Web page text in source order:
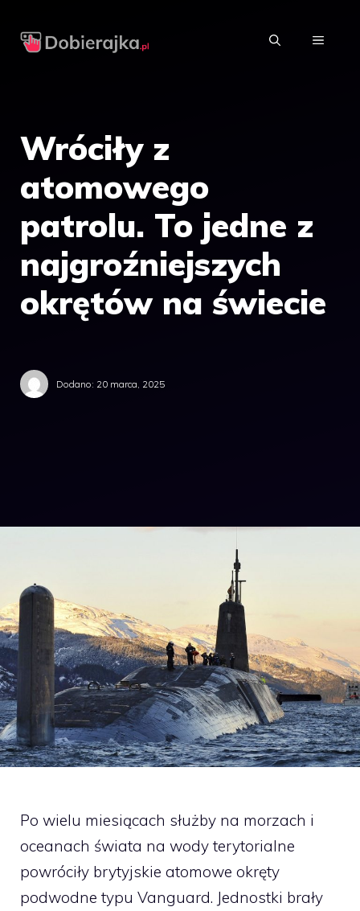
MENU
Wróciły z
atomowego
patrolu. To jedne z
najgroźniejszych
okrętów na świecie
Dodano: 20 marca, 2025
Po wielu miesiącach służby na morzach i
oceanach świata na wody terytorialne
powróciły brytyjskie atomowe okręty
podwodne typu Vanguard. Jednostki brały